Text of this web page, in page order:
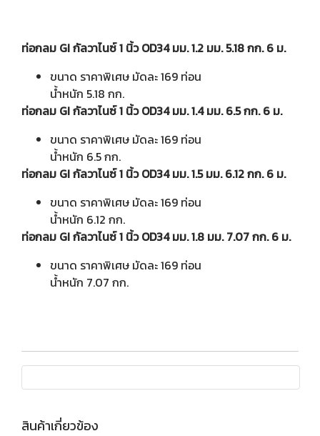
ท่อกลม GI กัลวาไนซ์ 1 นิ้ว OD34 มม. 1.2 มม. 5.18 กก. 6 ม.
ขนาด ราคาพิเศษ มัดละ 169 ท่อน
น้ำหนัก 5.18 กก.
ท่อกลม GI กัลวาไนซ์ 1 นิ้ว OD34 มม. 1.4 มม. 6.5 กก. 6 ม.
ขนาด ราคาพิเศษ มัดละ 169 ท่อน
น้ำหนัก 6.5 กก.
ท่อกลม GI กัลวาไนซ์ 1 นิ้ว OD34 มม. 1.5 มม. 6.12 กก. 6 ม.
ขนาด ราคาพิเศษ มัดละ 169 ท่อน
น้ำหนัก 6.12 กก.
ท่อกลม GI กัลวาไนซ์ 1 นิ้ว OD34 มม. 1.8 มม. 7.07 กก. 6 ม.
ขนาด ราคาพิเศษ มัดละ 169 ท่อน
น้ำหนัก 7.07 กก.
สินค้าเกี่ยวข้อง